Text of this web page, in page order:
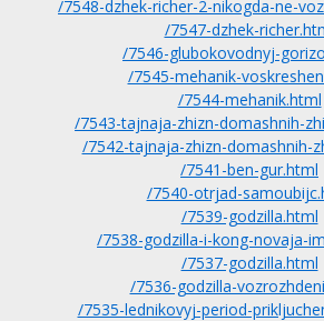
/7548-dzhek-richer-2-nikogda-ne-
/7547-dzhek-
/7546-glubokovodnyj-
/7545-mehanik-
/7544-mehanik.html
/7543-tajnaja-zhizn-domashnih-
/7542-tajnaja-zhizn-domashnih-
/7541-ben-gur.html
/7540-otrjad-
/7539-godzilla.html
/7538-godzilla-i-kong-novaja-
/7537-godzilla.html
/7536-godzilla-
/7535-lednikovyj-period-